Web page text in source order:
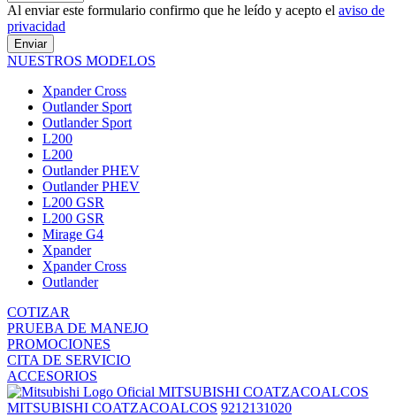
Al enviar este formulario confirmo que he leído y acepto el aviso de
privacidad
Enviar
NUESTROS MODELOS
Xpander Cross
Outlander Sport
Outlander Sport
L200
L200
Outlander PHEV
Outlander PHEV
L200 GSR
L200 GSR
Mirage G4
Xpander
Xpander Cross
Outlander
COTIZAR
PRUEBA DE MANEJO
PROMOCIONES
CITA DE SERVICIO
ACCESORIOS
MITSUBISHI COATZACOALCOS
MITSUBISHI COATZACOALCOS 9212131020